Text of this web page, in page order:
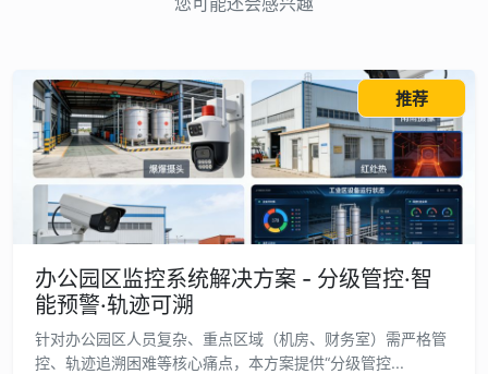
推荐
办公园区监控系统解决方案 - 分级管控·智
能预警·轨迹可溯
针对办公园区人员复杂、重点区域（机房、财务室）需严格管
控、轨迹追溯困难等核心痛点，本方案提供“分级管控...